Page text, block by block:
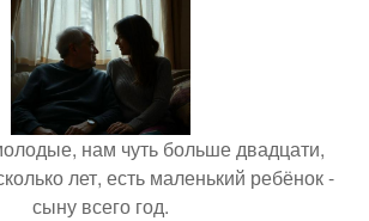
нам чуть больше двадцати,
лет, есть маленький ребёнок -
сыну всего год.